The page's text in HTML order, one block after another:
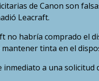
de Canon son
Leacraft.
no habría comprado el
tinta en el
a una solicitud